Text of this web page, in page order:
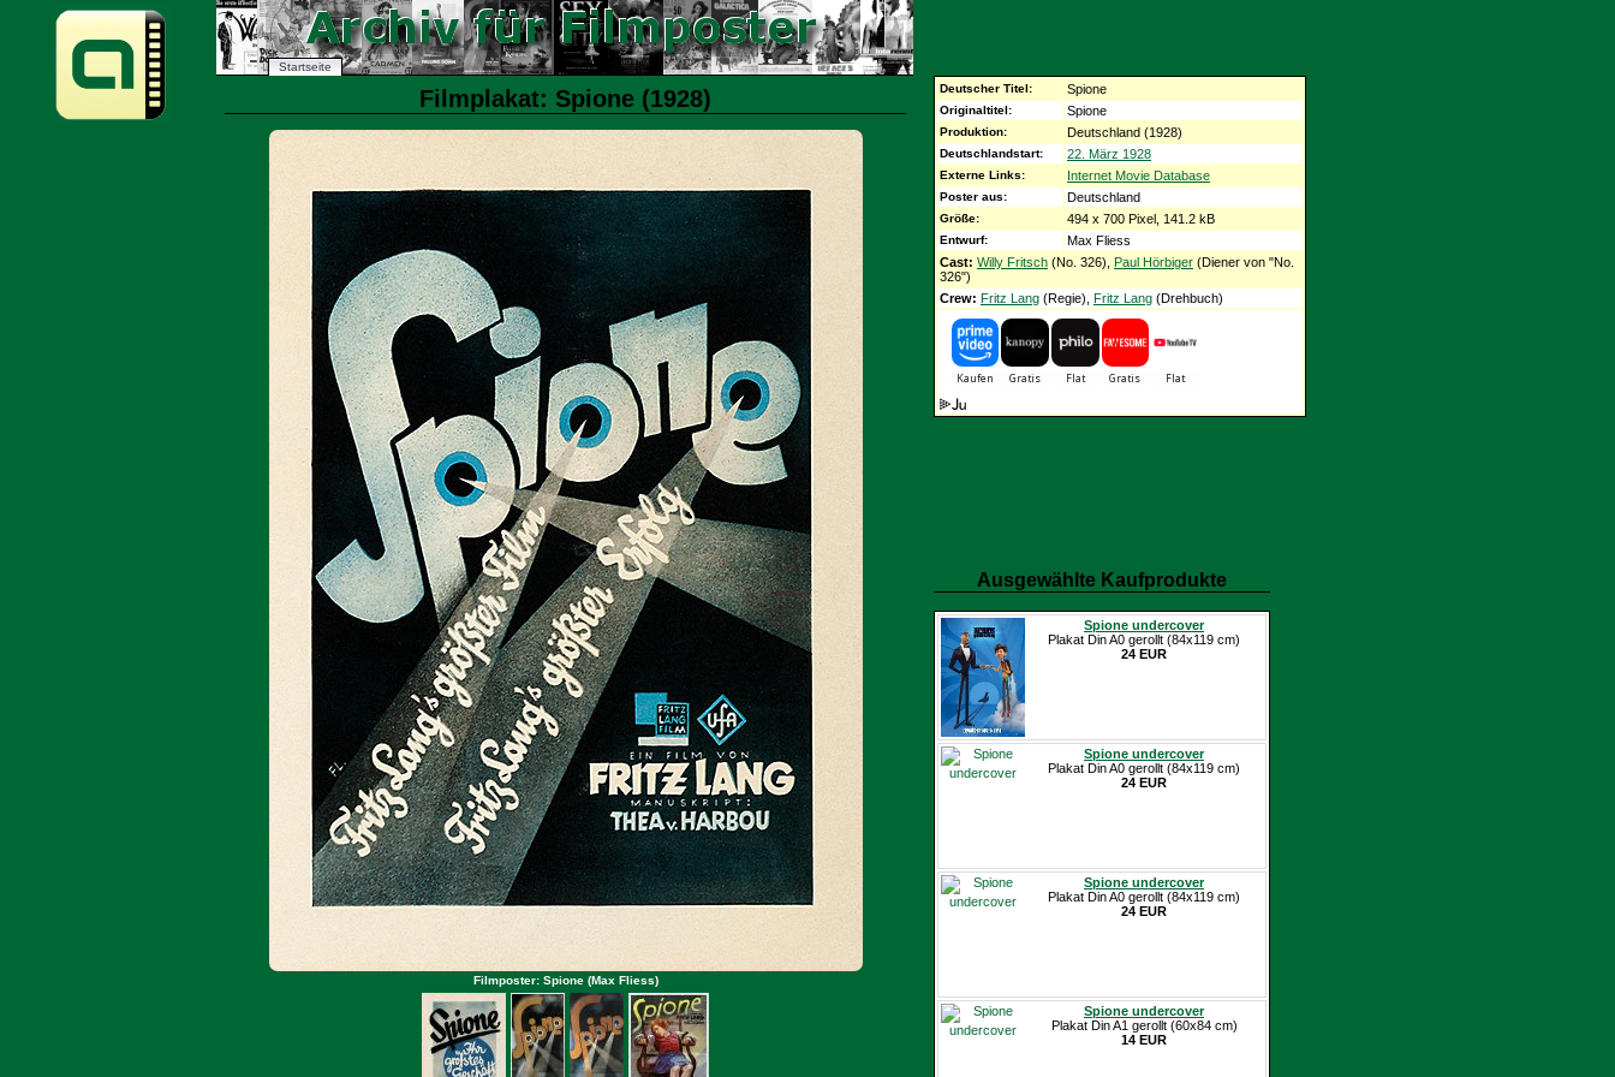
Startseite
Filmplakat: Spione (1928)
Filmposter: Spione (Max Fliess)
Deutscher Titel: Spione
Originaltitel: Spione
Produktion: Deutschland (1928)
Deutschlandstart: 22. März 1928
Externe Links: Internet Movie Database
Poster aus: Deutschland
Größe: 494 x 700 Pixel, 141.2 kB
Entwurf:
Max Fliess
Cast: Willy Fritsch (No. 326), Paul Hörbiger (Diener von "No.
326")
Crew: Fritz Lang (Regie), Fritz Lang (Drehbuch)
Ausgewählte Kaufprodukte
Spione undercover
Plakat Din A0 gerollt (84x119 cm)
24 EUR
Spione undercover
Plakat Din A0 gerollt (84x119 cm)
24 EUR
Spione undercover
Plakat Din A0 gerollt (84x119 cm)
24 EUR
Spione undercover
Plakat Din A1 gerollt (60x84 cm)
14 EUR